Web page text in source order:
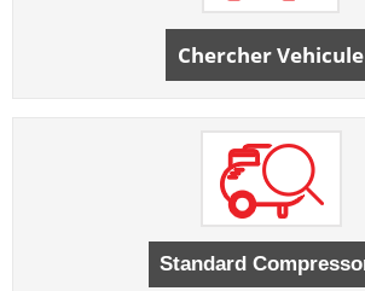
Chercher Vehicule